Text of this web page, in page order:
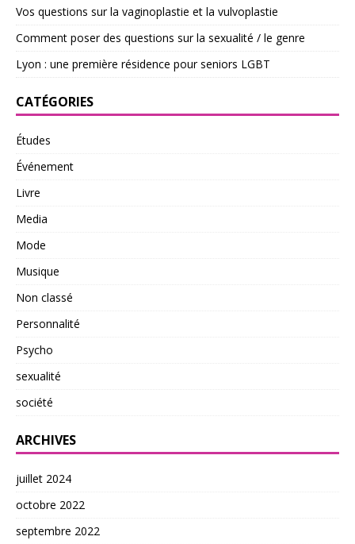
Vos questions sur la vaginoplastie et la vulvoplastie
Comment poser des questions sur la sexualité / le genre
Lyon : une première résidence pour seniors LGBT
CATÉGORIES
Études
Événement
Livre
Media
Mode
Musique
Non classé
Personnalité
Psycho
sexualité
société
ARCHIVES
juillet 2024
octobre 2022
septembre 2022